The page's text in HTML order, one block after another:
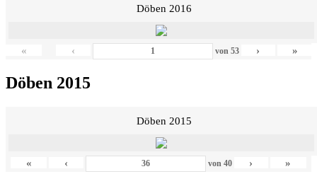
Döben 2016
« ‹ von 53 › »
Döben 2015
Döben 2015
« ‹ von 40 › »